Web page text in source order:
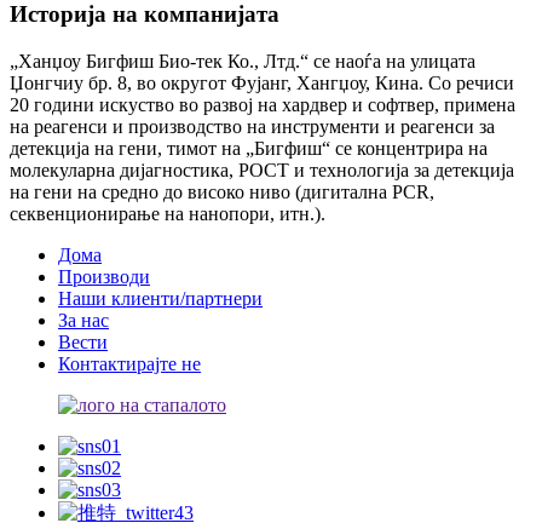
Историја на компанијата
„Ханџоу Бигфиш Био-тек Ко., Лтд.“ се наоѓа на улицата
Џонгчиу бр. 8, во округот Фујанг, Хангџоу, Кина. Со речиси
20 години искуство во развој на хардвер и софтвер, примена
на реагенси и производство на инструменти и реагенси за
детекција на гени, тимот на „Бигфиш“ се концентрира на
молекуларна дијагностика, POCT и технологија за детекција
на гени на средно до високо ниво (дигитална PCR,
секвенционирање на нанопори, итн.).
Дома
Производи
Наши клиенти/партнери
За нас
Вести
Контактирајте не